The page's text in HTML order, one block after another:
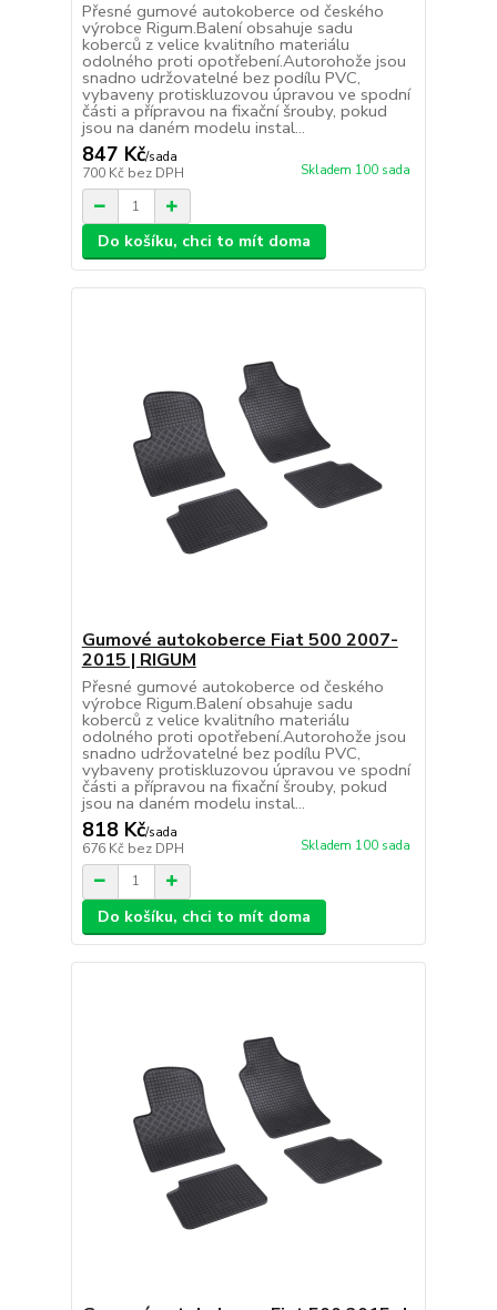
Přesné gumové autokoberce od českého
výrobce Rigum.Balení obsahuje sadu
koberců z velice kvalitního materiálu
odolného proti opotřebení.Autorohože jsou
snadno udržovatelné bez podílu PVC,
vybaveny protiskluzovou úpravou ve spodní
části a přípravou na fixační šrouby, pokud
jsou na daném modelu instal...
847 Kč/sada
700 Kč bez DPH Skladem 100 sada
Do košíku, chci to mít doma
Gumové autokoberce Fiat 500 2007-
2015 | RIGUM
Přesné gumové autokoberce od českého
výrobce Rigum.Balení obsahuje sadu
koberců z velice kvalitního materiálu
odolného proti opotřebení.Autorohože jsou
snadno udržovatelné bez podílu PVC,
vybaveny protiskluzovou úpravou ve spodní
části a přípravou na fixační šrouby, pokud
jsou na daném modelu instal...
818 Kč/sada
676 Kč bez DPH Skladem 100 sada
Do košíku, chci to mít doma